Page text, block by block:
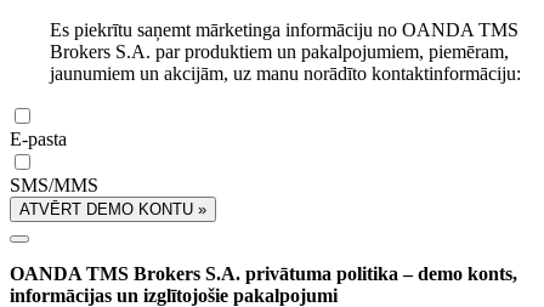
Es piekrītu saņemt mārketinga informāciju no OANDA TMS
Brokers S.A. par produktiem un pakalpojumiem, piemēram,
jaunumiem un akcijām, uz manu norādīto kontaktinformāciju:
E-pasta
SMS/MMS
ATVĒRT DEMO KONTU »
OANDA TMS Brokers S.A. privātuma politika – demo konts,
informācijas un izglītojošie pakalpojumi